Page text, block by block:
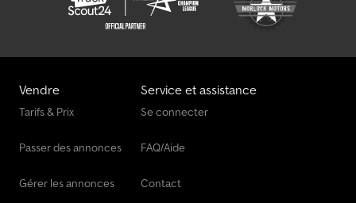
Vendre
Tarifs & Prix
Passer des annonces
Gérer les annonces
Service et assistance
Se connecter
FAQ/Aide
Contact